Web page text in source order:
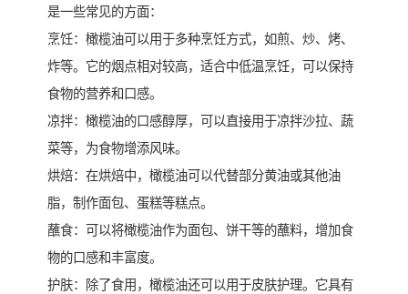
是一些常见的方面：
烹饪：橄榄油可以用于多种烹饪方式，如煎、炒、烤、
炸等。它的烟点相对较高，适合中低温烹饪，可以保持
食物的营养和口感。
凉拌：橄榄油的口感醇厚，可以直接用于凉拌沙拉、蔬
菜等，为食物增添风味。
烘焙：在烘焙中，橄榄油可以代替部分黄油或其他油
脂，制作面包、蛋糕等糕点。
蘸食：可以将橄榄油作为面包、饼干等的蘸料，增加食
物的口感和丰富度。
护肤：除了食用，橄榄油还可以用于皮肤护理。它具有